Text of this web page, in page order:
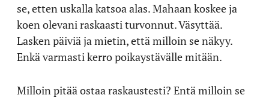
se, etten uskalla katsoa alas. Mahaan koskee ja
koen olevani raskaasti turvonnut. Väsyttää.
Lasken päiviä ja mietin, että milloin se näkyy.
Enkä varmasti kerro poikaystävälle mitään.
Milloin pitää ostaa raskaustesti? Entä milloin se